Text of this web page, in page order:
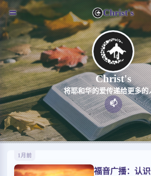
Christ's
Christ's
将耶和华的爱传递给更多的
📫️
1月前
福音广播：认识